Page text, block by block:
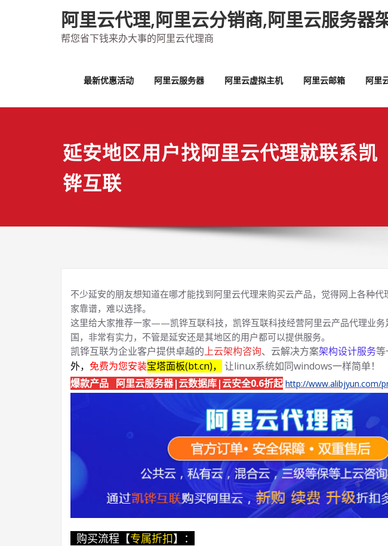
阿里云代理,阿里云分销商,阿里云服务器
帮您省下钱来办大事的阿里云代理商
最新优惠活动 阿里云服务器 阿里云虚拟主机 阿里云邮箱 阿里
延安地区用户找阿里云代理就联系凯
铧互联
不少延安的朋友想知道在哪才能找到阿里云代理来购买云产品，觉得网上各种代
家靠谱，难以选择。
这里给大家推荐一家——凯铧互联科技，凯铧互联科技经营阿里云产品代理业务
国，非常有实力，不管是延安还是其地区的用户都可以提供服务。
凯铧互联为企业客户提供卓越的上云架构咨询、云解决方案架构设计服务等
外， 免费为您安装宝塔面板(bt.cn)，
让linux系统如同windows一样简单！
爆款产品 阿里云服务器|云数据库|云安全0.6折起 http://www.alibjyun.com/
购买流程【专属折扣】：